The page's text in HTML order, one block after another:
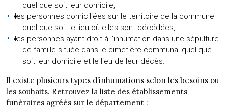
quel que soit leur domicile,
les personnes domiciliées sur le territoire de la commune
quel que soit le lieu où elles sont décédées,
les personnes ayant droit à l’inhumation dans une sépulture
de famille située dans le cimetière communal quel que
soit leur domicile et le lieu de leur décès.
Il existe plusieurs types d’inhumations selon les besoins ou
les souhaits. Retrouvez la liste des établissements
funéraires agréés sur le département :